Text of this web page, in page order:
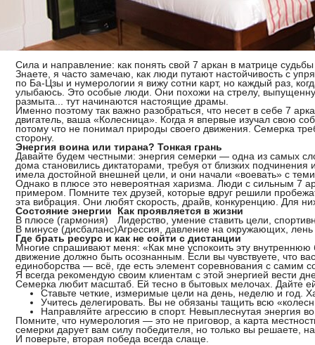
Сила и направление: как понять свой 7 аркан в матрице судьбы
Знаете, я часто замечаю, как люди путают настойчивость с
по Ба-Цзы и нумерологии я вижу сотни карт, но каждый раз,
улыбаюсь. Это особые люди. Они похожи на стрелу,
размыта... тут начинаются настоящие драмы.
Именно поэтому так важно разобраться, что несет в себе 7
двигатель, ваша «Колесница». Когда я впервые изучал свою
потому что не понимал природы своего движения. Семерка
сторону.
Энергия воина или тирана? Тонкая грань
Давайте будем честными: энергия семерки — одна из самых
дома становились диктаторами, требуя от близких
имела достойной внешней цели, и они начали «воевать» с
Однако в плюсе это невероятная харизма. Люди с сильным 7
примером. Помните тех друзей, которые вдруг решили
эта вибрация. Они любят скорость, драйв, конкуренцию. Для
Состояние энергии
Как проявляется в жизни
В плюсе (гармония)
Лидерство, умение ставить цели,
В минусе (дисбаланс)Агрессия, давление на окружающих,
Где брать ресурс и как не сойти с дистанции
Многие спрашивают меня: «Как мне успокоить эту
движение должно быть осознанным. Если вы чувствуете, что
единоборства — всё, где есть элемент соревнования с самим
Я всегда рекомендую своим клиентам с этой энергией вести
Семерка любит масштаб. Ей тесно в бытовых мелочах. Дайте
Ставьте четкие, измеримые цели на день, неделю и год.
Учитесь делегировать. Вы не обязаны тащить всю
Направляйте агрессию в спорт. Невыплеснутая энергия
Помните, что нумерология — это не приговор, а карта
семерки дарует вам силу победителя, но только вы решаете,
И поверьте, вторая победа всегда слаще.